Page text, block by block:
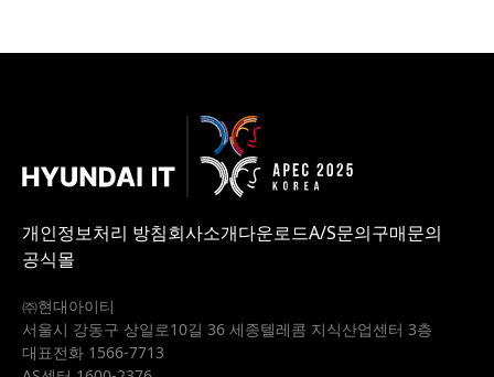
개인정보처리 방침회사소개다운로드A/S문의구매문의
공식몰
㈜현대아이티
서울시 강동구 상일로10길 36 세종텔레콤 지식산업센터 3층
대표전화 1566-7713